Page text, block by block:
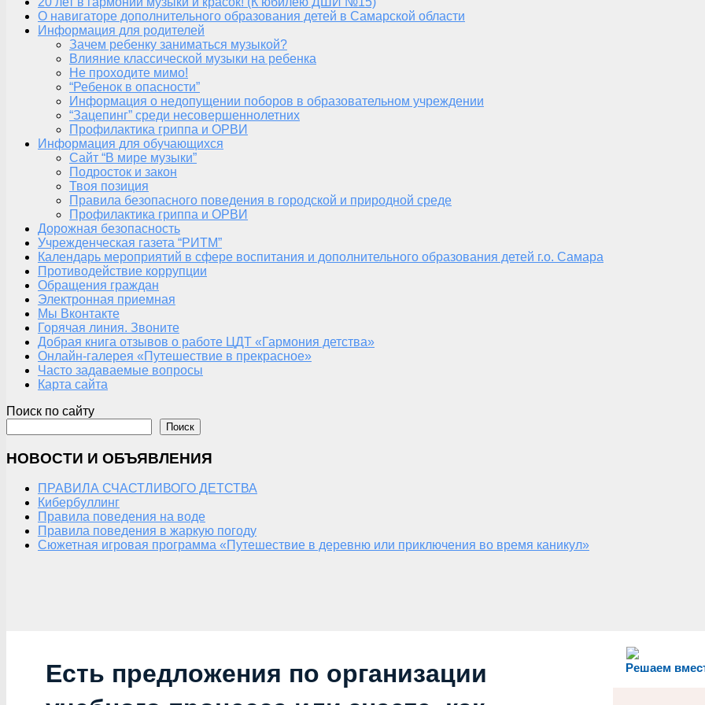
О навигаторе дополнительного образования детей в Самарской области
Информация для родителей
Зачем ребенку заниматься музыкой?
Влияние классической музыки на ребенка
Не проходите мимо!
“Ребенок в опасности”
Информация о недопущении поборов в образовательном учреждении
“Зацепинг” среди несовершеннолетних
Профилактика гриппа и ОРВИ
Информация для обучающихся
Сайт “В мире музыки”
Подросток и закон
Твоя позиция
Правила безопасного поведения в городской и природной среде
Профилактика гриппа и ОРВИ
Дорожная безопасность
Учрежденческая газета “РИТМ”
Календарь мероприятий в сфере воспитания и дополнительного образования детей г.о. Самара
Противодействие коррупции
Обращения граждан
Электронная приемная
Мы Вконтакте
Горячая линия. Звоните
Добрая книга отзывов о работе ЦДТ «Гармония детства»
Онлайн-галерея «Путешествие в прекрасное»
Часто задаваемые вопросы
Карта сайта
Поиск по сайту
Поиск
НОВОСТИ И ОБЪЯВЛЕНИЯ
ПРАВИЛА СЧАСТЛИВОГО ДЕТСТВА
Кибербуллинг
Правила поведения на воде
Правила поведения в жаркую погоду
Сюжетная игровая программа «Путешествие в деревню или приключения во время каникул»
Решаем
Есть предложения по организации